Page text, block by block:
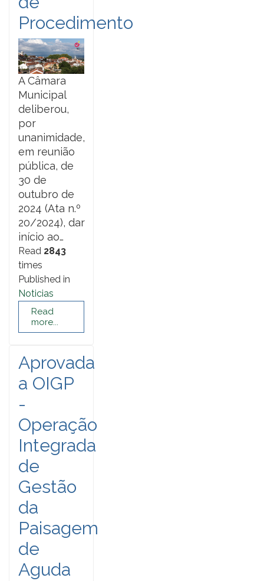
Procedimento
A Câmara
Municipal
deliberou,
por
unanimidade,
em reunião
pública, de
30 de
outubro de
2024 (Ata n.º
20/2024), dar
início ao…
Read 2843
times
Published in
Noticias
Read
more...
Aprovada
a OIGP
-
Operação
Integrada
de
Gestão
da
Paisagem
de
Aguda